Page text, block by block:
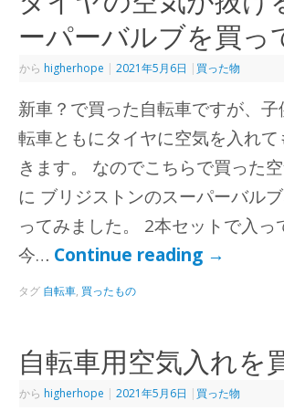
ーパーバルブを買っ
から higherhope | 2021年5月6日 | 買った物
新車？で買った自転車ですが、子
転車ともにタイヤに空気を入れて
きます。 なのでこちらで買った
に ブリジストンのスーパーバル
ってみました。 2本セットで入っ
今… Continue reading →
タグ 自転車, 買ったもの
自転車用空気入れを
から higherhope | 2021年5月6日 | 買った物